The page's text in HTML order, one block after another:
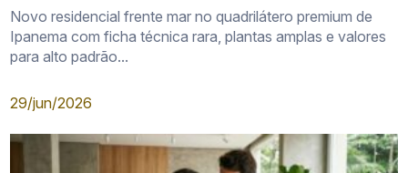
Novo residencial frente mar no quadrilátero premium de
Ipanema com ficha técnica rara, plantas amplas e valores
para alto padrão...
29/jun/2026